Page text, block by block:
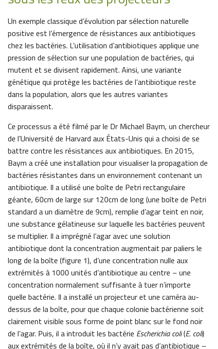
Un exemple classique d’évolution par sélection naturelle
positive est l’émergence de résistances aux antibiotiques
chez les bactéries. L’utilisation d’antibiotiques applique une
pression de sélection sur une population de bactéries, qui
mutent et se divisent rapidement. Ainsi, une variante
génétique qui protège les bactéries de l’antibiotique reste
dans la population, alors que les autres variantes
disparaissent.
Ce processus a été filmé par le Dr Michael Baym, un chercheur
de l’Université de Harvard aux États-Unis qui a choisi de se
battre contre les résistances aux antibiotiques. En 2015,
Baym a créé une installation pour visualiser la propagation de
bactéries résistantes dans un environnement contenant un
antibiotique. Il a utilisé une boîte de Petri rectangulaire
géante, 60cm de large sur 120cm de long (une boîte de Petri
standard a un diamètre de 9cm), remplie d’agar teint en noir,
une substance gélatineuse sur laquelle les bactéries peuvent
se multiplier. Il a imprégné l’agar avec une solution
antibiotique dont la concentration augmentait par paliers le
long de la boîte (figure 1), d’une concentration nulle aux
extrémités à 1000 unités d’antibiotique au centre – une
concentration normalement suffisante à tuer n’importe
quelle bactérie. Il a installé un projecteur et une caméra au-
dessus de la boîte, pour que chaque colonie bactérienne soit
clairement visible sous forme de point blanc sur le fond noir
de l’agar. Puis, il a introduit les bactérie Escherichia coli(E. coli)
aux extrémités de la boîte, où il n’y avait pas d’antibiotique –